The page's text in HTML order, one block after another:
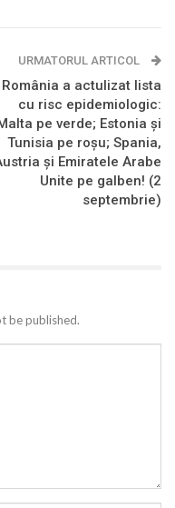
URMATORUL ARTICOL
România a actulizat lista
cu risc epidemiologic:
pe verde; Estonia și
Tunisia pe roșu; Spania,
și Emiratele Arabe
Unite pe galben! (2
septembrie)
be published.